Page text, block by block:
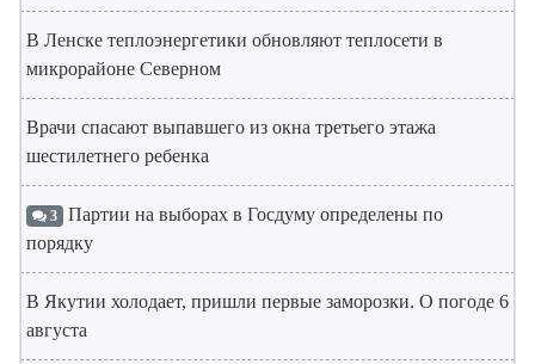
В Ленске теплоэнергетики обновляют теплосети в
микрорайоне Северном
Врачи спасают выпавшего из окна третьего этажа
шестилетнего ребенка
3 Партии на выборах в Госдуму определены по
порядку
В Якутии холодает, пришли первые заморозки. О погоде 6
августа